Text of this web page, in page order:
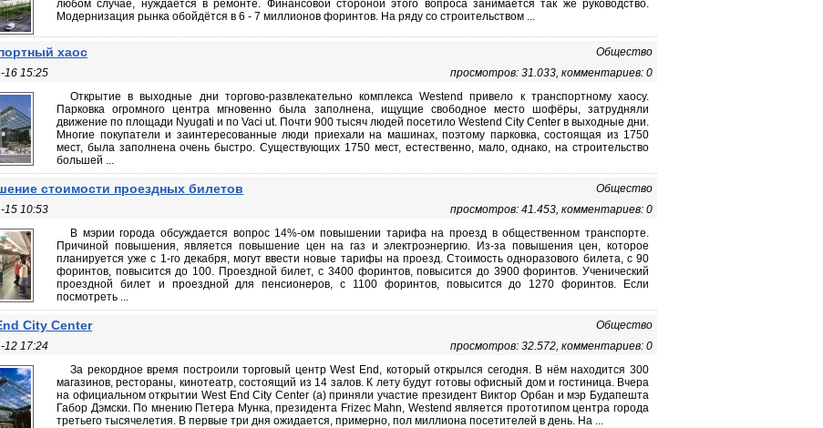
любом случае, нуждается в ремонте. Финансовой стороной этого вопроса занимается так же руководство.
Модернизация рынка обойдётся в 6 - 7 миллионов форинтов. На ряду со строительством ...
хаос
Общество
16 15:25
просмотров: 31.033, комментариев: 0
Открытие в выходные дни торгово-развлекательно комплекса Westend привело к транспортному хаосу.
Парковка огромного центра мгновенно была заполнена, ищущие свободное место шофёры, затрудняли
движение по площади Nyugati и по Vaci ut. Почти 900 тысяч людей посетило Westend City Center в выходные дни.
Многие покупатели и заинтересованные люди приехали на машинах, поэтому парковка, состоящая из 1750
мест, была заполнена очень быстро. Существующих 1750 мест, естественно, мало, однако, на строительство
большей ...
стоимости проездных билетов
Общество
15 10:53
просмотров: 41.453, комментариев: 0
В мэрии города обсуждается вопрос 14%-ом повышении тарифа на проезд в общественном транспорте.
Причиной повышения, является повышение цен на газ и электроэнергию. Из-за повышения цен, которое
планируется уже с 1-го декабря, могут ввести новые тарифы на проезд. Стоимость одноразового билета, с 90
форинтов, повысится до 100. Проездной билет, с 3400 форинтов, повысится до 3900 форинтов. Ученический
проездной билет и проездной для пенсионеров, с 1100 форинтов, повысится до 1270 форинтов. Если
посмотреть ...
City Center
Общество
12 17:24
просмотров: 32.572, комментариев: 0
За рекордное время построили торговый центр West End, который открылся сегодня. В нём находится 300
магазинов, рестораны, кинотеатр, состоящий из 14 залов. К лету будут готовы офисный дом и гостиница. Вчера
на официальном открытии West End City Center (а) приняли участие президент Виктор Орбан и мэр Будапешта
Габор Дэмски. По мнению Петера Мунка, президента Frizec Mahn, Westend является прототипом центра города
третьего тысячелетия. В первые три дня ожидается, примерно, пол миллиона посетителей в день. На ...